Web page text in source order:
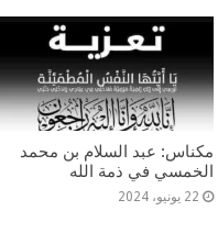
مكناس: عبد السلام بن محمد
الخمسي في ذمة الله
22 يونيو، 2024